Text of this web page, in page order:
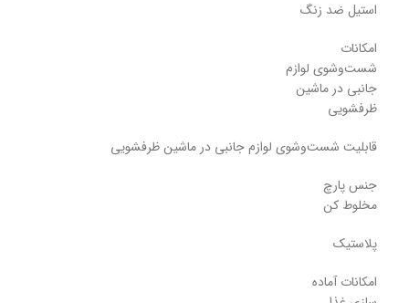
استیل ضد زنگ
امکانات
شست‌وشوی لوازم
جانبی در ماشین
ظرفشویی
قابلیت شست‌وشوی لوازم جانبی در ماشین ظرفشویی
جنس پارچ
مخلوط کن
پلاستیک
امکانات آماده